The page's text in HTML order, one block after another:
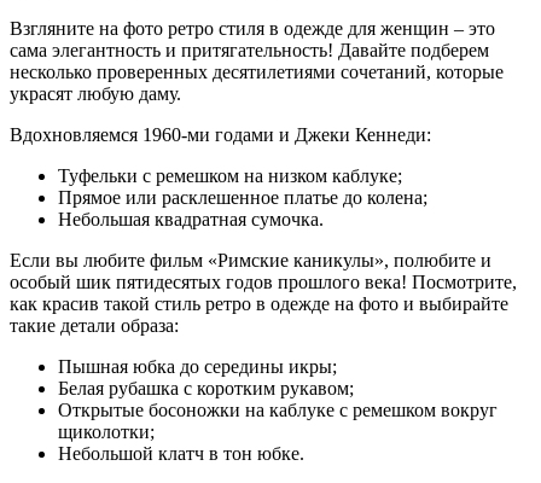
Взгляните на фото ретро стиля в одежде для женщин – это
сама элегантность и притягательность! Давайте подберем
несколько проверенных десятилетиями сочетаний, которые
украсят любую даму.
Вдохновляемся 1960-ми годами и Джеки Кеннеди:
Туфельки с ремешком на низком каблуке;
Прямое или расклешенное платье до колена;
Небольшая квадратная сумочка.
Если вы любите фильм «Римские каникулы», полюбите и
особый шик пятидесятых годов прошлого века! Посмотрите,
как красив такой стиль ретро в одежде на фото и выбирайте
такие детали образа:
Пышная юбка до середины икры;
Белая рубашка с коротким рукавом;
Открытые босоножки на каблуке с ремешком вокруг
щиколотки;
Небольшой клатч в тон юбке.